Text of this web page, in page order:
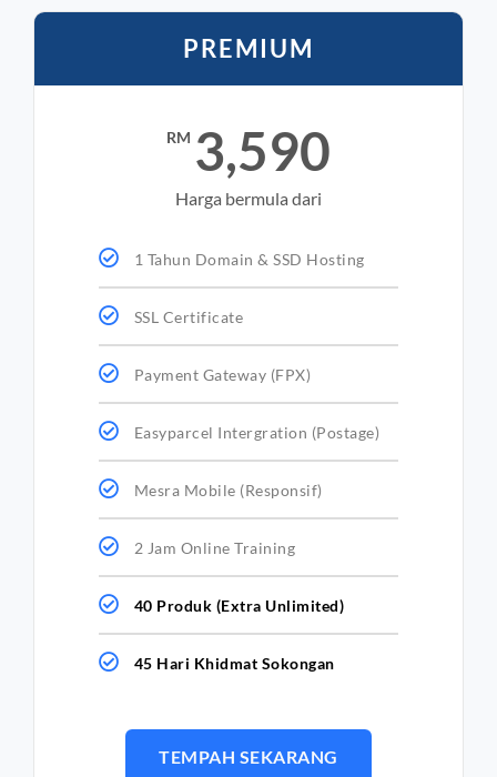
PREMIUM
RM 3,590
Harga bermula dari
1 Tahun Domain & SSD Hosting
SSL Certificate
Payment Gateway (FPX)
Easyparcel Intergration (Postage)
Mesra Mobile (Responsif)
2 Jam Online Training
40 Produk (Extra Unlimited)
45 Hari Khidmat Sokongan
TEMPAH SEKARANG